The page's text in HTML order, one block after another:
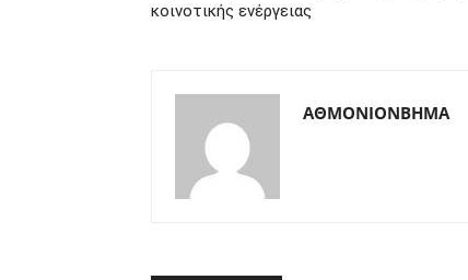
κοινοτικής ενέργειας
ΑΘΜΟΝΙΟΝΒΗΜΑ